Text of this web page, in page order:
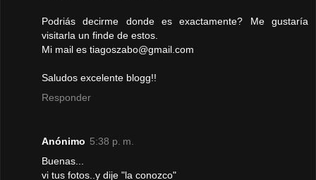
Podriás decirme donde es exactamente? Me gustaría
visitarla un finde de estos.
Mi mail es tiagoszabo@gmail.com
Saludos excelente blogg!!
Responder
Anónimo 5:38 p. m.
Buenas...
vi tus fotos..y dije "la conozco"